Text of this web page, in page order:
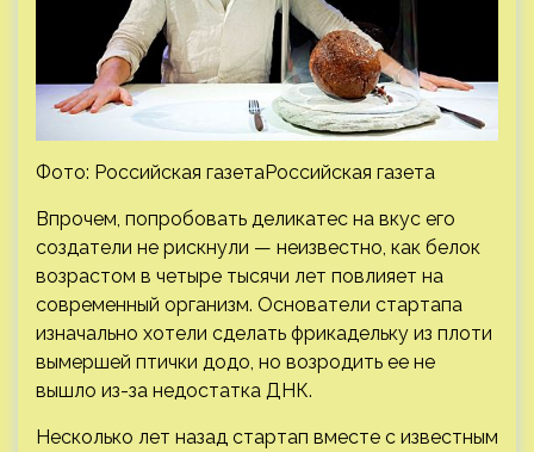
Фото: Российская газетаРоссийская газета
Впрочем, попробовать деликатес на вкус его
создатели не рискнули — неизвестно, как белок
возрастом в четыре тысячи лет повлияет на
современный организм. Основатели стартапа
изначально хотели сделать фрикадельку из плоти
вымершей птички додо, но возродить ее не
вышло из-за недостатка ДНК.
Несколько лет назад стартап вместе с известным